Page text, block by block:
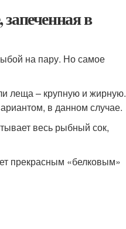
в
на пару. Но самое
леща – крупную и жирную.
в данном случае.
весь рыбный сок,
прекрасным «белковым»